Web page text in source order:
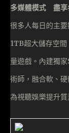
多媒體模式 盡享
很多人每日的主
1TB超大儲存空
量遊戲。內建獨
術師，融合軟、
為視聽娛樂提升質